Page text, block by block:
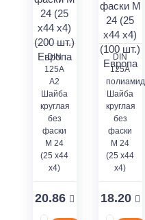
DIN
125A
A2
Шайба
круглая
без
фаски
M 24
(25 x44
x4)
20.86
DIN
125A
полиамид
Шайба
круглая
без
фаски
M 24
(25 x44
x4)
18.20